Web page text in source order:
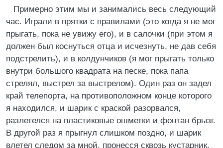
Примерно этим мы и занимались весь следующий
час. Играли в прятки с правилами (это когда я не мог
прыгать, пока не увижу его), и в салочки (при этом я
должен был коснуться отца и исчезнуть, не дав себя
подстрелить), и в колдунчиков (я мог прыгать только
внутри большого квадрата на песке, пока папа
стрелял, выстрел за выстрелом). Один раз он задел
край телепорта, на противоположном конце которого
я находился, и шарик с краской разорвался,
разлетелся на пластиковые ошметки и фонтан брызг.
В другой раз я прыгнул слишком поздно, и шарик
влетел следом за мной, пронесся сквозь кустарник,